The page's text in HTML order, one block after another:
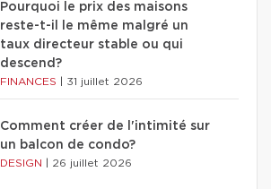
Pourquoi le prix des maisons
reste-t-il le même malgré un
taux directeur stable ou qui
descend?
FINANCES 31 juillet 2026
Comment créer de l'intimité sur
un balcon de condo?
DESIGN 26 juillet 2026